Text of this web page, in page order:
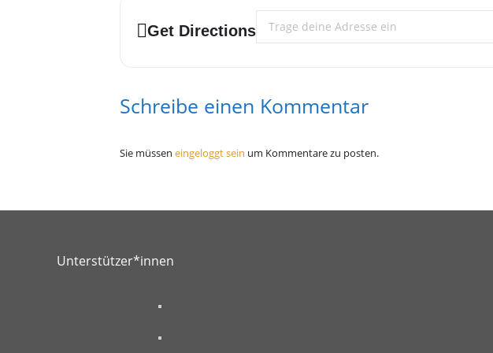
Doors open: 10pm – all night long (You have to be 18 years)
Get Directions
Address - Halloween Freakshow Edition []
Schreibe einen Kommentar
Sie müssen eingeloggt sein um Kommentare zu posten.
Unterstützer*innen